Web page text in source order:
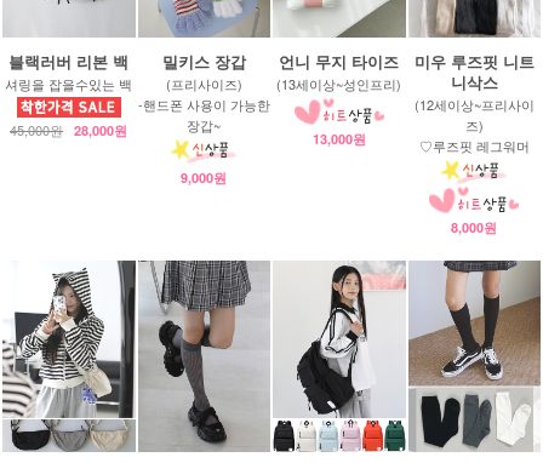
블랙러버 리본 백
셔링을 잡을수있는 백
45,000원 28,000원
밀키스 장갑
(프리사이즈)
-핸드폰 사용이 가능한
장갑~
9,000원
언니 무지 타이즈
(13세이상~성인프리)
13,000원
미우 루즈핏 니트
니삭스
(12세이상~프리사이
즈)
♡루즈핏 레그워머
8,000원